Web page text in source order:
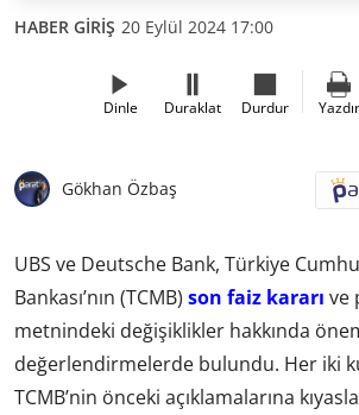
HABER GİRİŞ 20 Eylül 2024 17:00
Dinle Duraklat Durdur Yazdır
Gökhan Özbaş
UBS ve Deutsche Bank, Türkiye
Bankası’nın (TCMB) son faiz kararı ve
metnindeki değişiklikler hakkında
değerlendirmelerde bulundu. Her iki
TCMB’nin önceki açıklamalarına